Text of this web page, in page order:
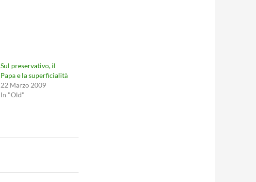
Sul preservativo, il
Papa e la superficialità
22 Marzo 2009
In "Old"